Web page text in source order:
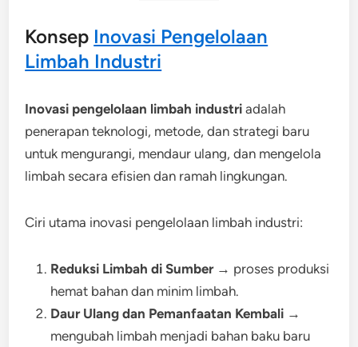
Konsep Inovasi Pengelolaan
Limbah Industri
Inovasi pengelolaan limbah industri adalah
penerapan teknologi, metode, dan strategi baru
untuk mengurangi, mendaur ulang, dan mengelola
limbah secara efisien dan ramah lingkungan.
Ciri utama inovasi pengelolaan limbah industri:
Reduksi Limbah di Sumber→ proses produksi
hemat bahan dan minim limbah.
Daur Ulang dan Pemanfaatan Kembali →
mengubah limbah menjadi bahan baku baru